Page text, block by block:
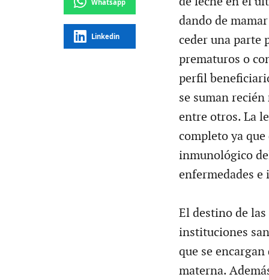
Whatsapp
Linkedin
dando de
ceder una parte
prematuros o
perfil
se suman
entre otros. La
completo ya
inmunológico
enfermedades e
El destino de las
instituciones
que se
materna.